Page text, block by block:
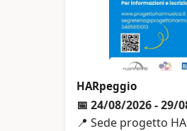
HARpeggio
📅 24/08/2026 - 29/
📍 Sede progetto